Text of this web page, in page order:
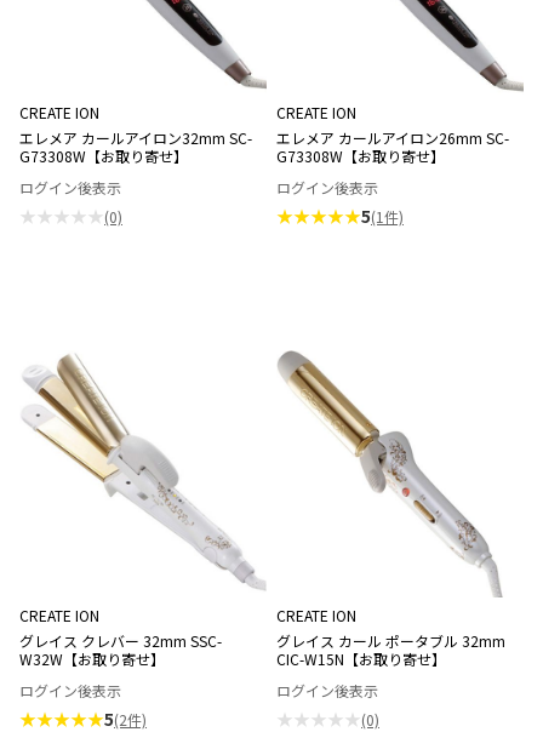
CREATE ION
エレメア カールアイロン32mm SC-
G73308W【お取り寄せ】
ログイン後表示
★★★★★(0)
CREATE ION
エレメア カールアイロン26mm SC-
G73308W【お取り寄せ】
ログイン後表示
★★★★★5(1件)
CREATE ION
グレイス クレバー 32mm SSC-
W32W【お取り寄せ】
ログイン後表示
★★★★★5(2件)
CREATE ION
グレイス カール ポータブル 32mm
CIC-W15N【お取り寄せ】
ログイン後表示
★★★★★(0)